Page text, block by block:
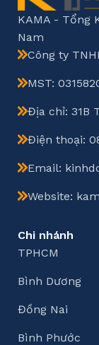
KAMA - Tổng
Nam
Công ty
MST:
Địa chỉ: 31B
Điện thoại:
Email:
Website:
Chi nhánh
TPHCM
Bình Dương
Đồng Nai
Bình Phước